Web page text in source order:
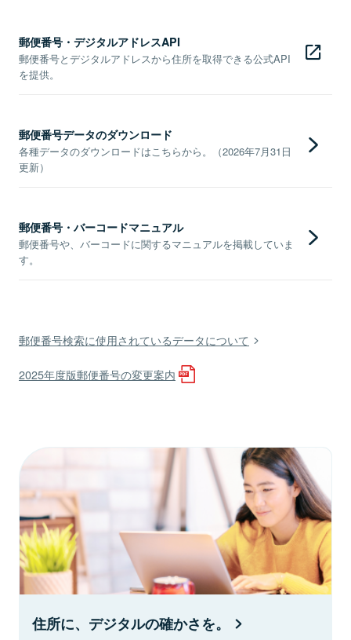
郵便番号・デジタルアドレスAPI
郵便番号とデジタルアドレスから住所を取得できる公式API
を提供。
郵便番号データのダウンロード
各種データのダウンロードはこちらから。（2026年7月31日
更新）
郵便番号・バーコードマニュアル
郵便番号や、バーコードに関するマニュアルを掲載していま
す。
郵便番号検索に使用されているデータについて
2025年度版郵便番号の変更案内
住所に、デジタルの確かさを。